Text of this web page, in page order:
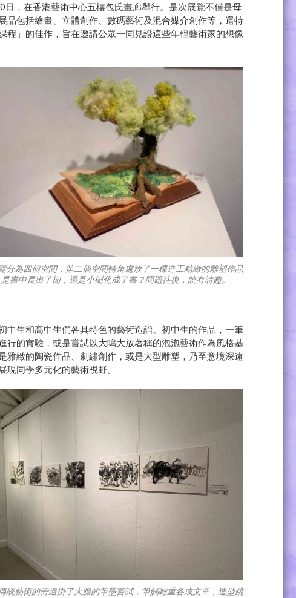
，在香港藝術中⼼五樓包氏畫廊舉行。是次展覽不僅是母
包括繪畫、立體創作、數碼藝術及混合媒介創作等，還特
」的佳作，旨在邀請公眾一同見證這些年輕藝術家的想像
分為四個空間，第二個空間轉角處放了一棵造工精緻的雕塑作品
書中長出了樹，還是小樹化成了書？問題往復，饒有詩趣。
生和高中生們各具特色的藝術造詣。初中生的作品，一筆
的實驗，或是嘗試以大鳴大放著稱的泡泡藝術作為風格基
緻的陶瓷作品、刺繡創作，或是大型雕塑，乃至意境深遠
同學多元化的藝術視野。
統藝術的旁邊掛了大膽的筆墨嘗試，筆觸輕重各成文章，造型跳